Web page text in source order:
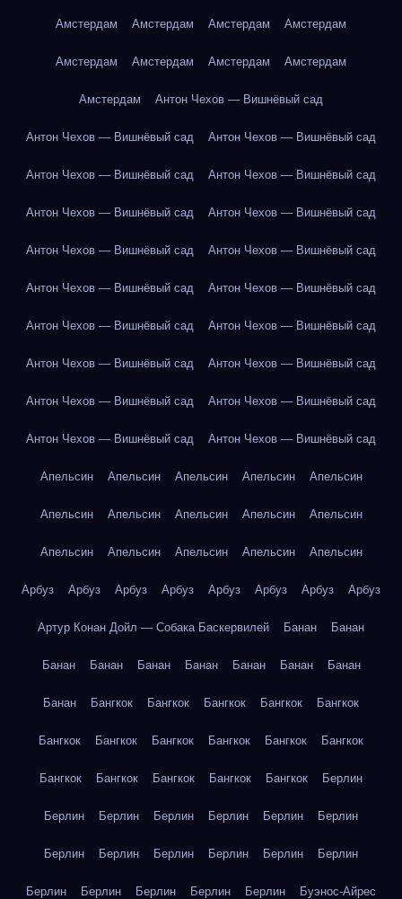
Амстердам Амстердам Амстердам Амстердам
Амстердам Амстердам Амстердам Амстердам
Амстердам Антон Чехов — Вишнёвый сад
Антон Чехов — Вишнёвый сад Антон Чехов — Вишнёвый сад
Антон Чехов — Вишнёвый сад Антон Чехов — Вишнёвый сад
Антон Чехов — Вишнёвый сад Антон Чехов — Вишнёвый сад
Антон Чехов — Вишнёвый сад Антон Чехов — Вишнёвый сад
Антон Чехов — Вишнёвый сад Антон Чехов — Вишнёвый сад
Антон Чехов — Вишнёвый сад Антон Чехов — Вишнёвый сад
Антон Чехов — Вишнёвый сад Антон Чехов — Вишнёвый сад
Антон Чехов — Вишнёвый сад Антон Чехов — Вишнёвый сад
Антон Чехов — Вишнёвый сад Антон Чехов — Вишнёвый сад
Апельсин Апельсин Апельсин Апельсин Апельсин
Апельсин Апельсин Апельсин Апельсин Апельсин
Апельсин Апельсин Апельсин Апельсин Апельсин
Арбуз Арбуз Арбуз Арбуз Арбуз Арбуз Арбуз Арбуз
Артур Конан Дойл — Собака Баскервилей Банан Банан
Банан Банан Банан Банан Банан Банан Банан
Банан Бангкок Бангкок Бангкок Бангкок Бангкок
Бангкок Бангкок Бангкок Бангкок Бангкок Бангкок
Бангкок Бангкок Бангкок Бангкок Бангкок Берлин
Берлин Берлин Берлин Берлин Берлин Берлин
Берлин Берлин Берлин Берлин Берлин Берлин
Берлин Берлин Берлин Берлин Берлин Буэнос-Айрес